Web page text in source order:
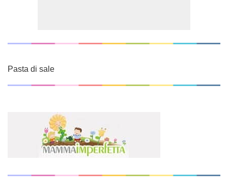
Pasta di sale